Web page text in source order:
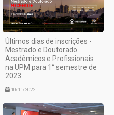
Últimos dias de inscrições -
Mestrado e Doutorado
Acadêmicos e Profissionais
na UPM para 1° semestre de
2023
10/11/2022